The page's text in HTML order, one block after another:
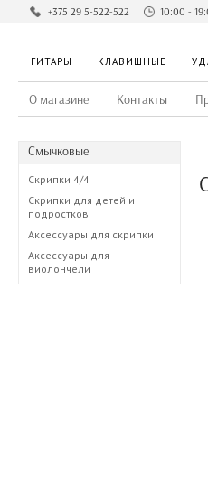
+375 29 5-522-522 10:00 -
ГИТАРЫ КЛАВИШНЫЕ
О магазине Контакты
Смычковые
Скрипки 4/4
Скрипки для детей и
подростков
Аксессуары для скрипки
Аксессуары для
виолончели